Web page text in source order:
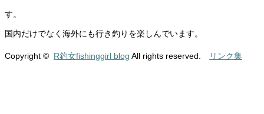
す。
国内だけでなく海外にも行き釣りを楽しんでいます。
Copyright © R釣女fishinggirl blog All rights reserved. リンク集